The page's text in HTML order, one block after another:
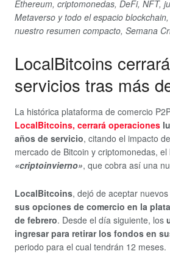
Ethereum, criptomonedas, DeFi, NFT,
Metaverso y todo el espacio
nuestro resumen compacto, Semana
LocalBitcoins
servicios tras más
La histórica plataforma de comercio
LocalBitcoins, cerrará operaciones
años de servicio, citando el impacto
mercado de Bitcoin y criptomonedas, el
«criptoinvierno», que cobra así una
LocalBitcoins, dejó de aceptar
sus opciones de comercio en la
de febrero. Desde el día siguiente, los
ingresar para retirar los fondos en
periodo para el cual tendrán 12 meses.